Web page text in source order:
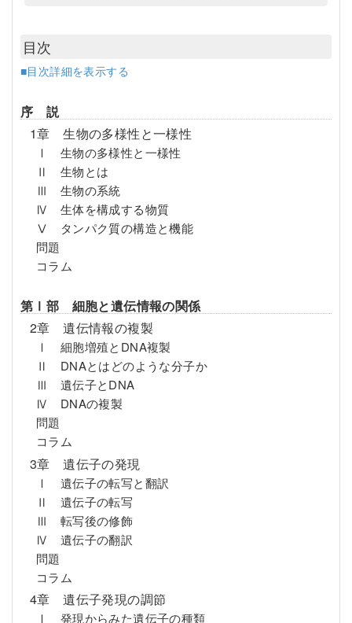
目次
■目次詳細を表示する
序 説
1章 生物の多様性と一様性
Ⅰ 生物の多様性と一様性
Ⅱ 生物とは
Ⅲ 生物の系統
Ⅳ 生体を構成する物質
Ⅴ タンパク質の構造と機能
問題
コラム
第Ⅰ部 細胞と遺伝情報の関係
2章 遺伝情報の複製
Ⅰ 細胞増殖とDNA複製
Ⅱ DNAとはどのような分子か
Ⅲ 遺伝子とDNA
Ⅳ DNAの複製
問題
コラム
3章 遺伝子の発現
Ⅰ 遺伝子の転写と翻訳
Ⅱ 遺伝子の転写
Ⅲ 転写後の修飾
Ⅳ 遺伝子の翻訳
問題
コラム
4章 遺伝子発現の調節
Ⅰ 発現からみた遺伝子の種類